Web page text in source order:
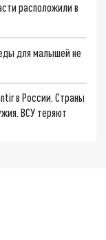
расположили в
для малышей не
в России. Страны
ВСУ теряют